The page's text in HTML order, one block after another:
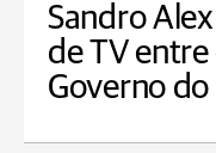
Sandro
de TV
Governo do